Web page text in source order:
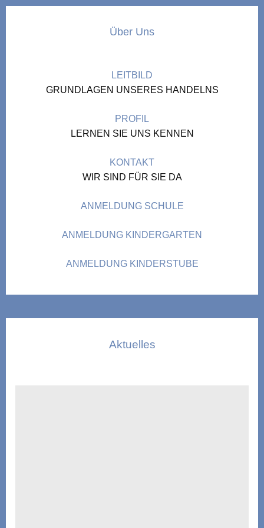
Über Uns
LEITBILD
GRUNDLAGEN UNSERES HANDELNS
PROFIL
LERNEN SIE UNS KENNEN
KONTAKT
WIR SIND FÜR SIE DA
ANMELDUNG SCHULE
ANMELDUNG KINDERGARTEN
ANMELDUNG KINDERSTUBE
Aktuelles